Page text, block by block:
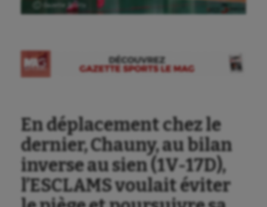
Aéronautique
Auto
Aviron
Balle à la main
Ballon au poing
Ⓒ Gazette Sports
En déplacement chez le
dernier, Chauny, au bilan
inverse au sien (1V-17D),
l’ESCLAMS voulait éviter